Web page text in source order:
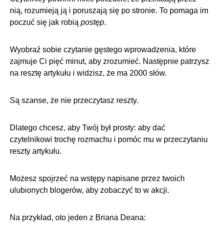
nią, rozumieją ją i poruszają się po stronie. To pomaga im
poczuć się jak robią postęp.
Wyobraź sobie czytanie gęstego wprowadzenia, które
zajmuje Ci pięć minut, aby zrozumieć. Następnie patrzysz
na resztę artykułu i widzisz, że ma 2000 słów.
Są szanse, że nie przeczytasz reszty.
Dlatego chcesz, aby Twój był prosty: aby dać
czytelnikowi trochę rozmachu i pomóc mu w przeczytaniu
reszty artykułu.
Możesz spojrzeć na wstępy napisane przez twoich
ulubionych blogerów, aby zobaczyć to w akcji.
Na przykład, oto jeden z Briana Deana: